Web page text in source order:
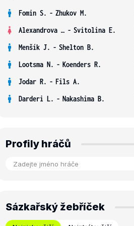
Fomin S. - Zhukov M.
Alexandrova E. - Svitolina E.
Menšík J. - Shelton B.
Lootsma N. - Koenders R.
Jodar R. - Fils A.
Darderi L. - Nakashima B.
Profily hráčů
Sázkařský žebříček